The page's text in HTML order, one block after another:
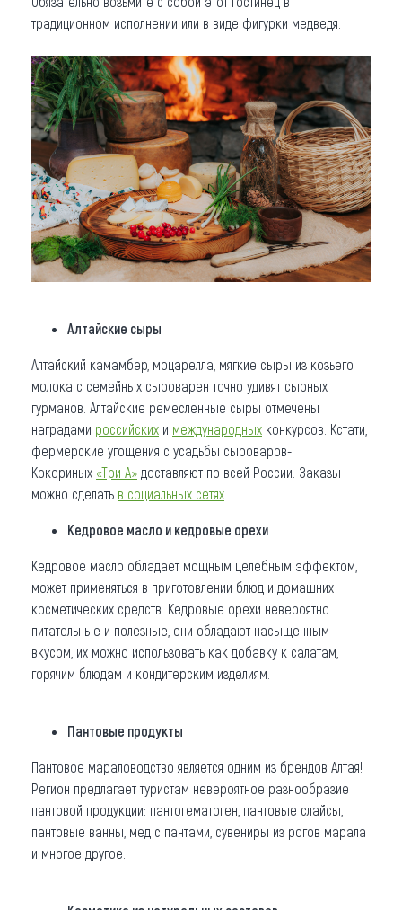
традиционном исполнении или в виде фигурки медведя.
Алтайские сыры
Алтайский камамбер, моцарелла, мягкие сыры из козьего
молока с семейных сыроварен точно удивят сырных
гурманов. Алтайские ремесленные сыры отмечены
наградами российских и международных конкурсов. Кстати,
фермерские угощения с усадьбы сыроваров-
Кокориных «Три А» доставляют по всей России. Заказы
можно сделать в социальных сетях
Кедровое масло и кедровые орехи
Кедровое масло обладает мощным целебным эффектом,
может применяться в приготовлении блюд и домашних
косметических средств. Кедровые орехи невероятно
питательные и полезные, они обладают насыщенным
вкусом, их можно использовать как добавку к салатам,
горячим блюдам и кондитерским изделиям.
Пантовые продукты
Пантовое мараловодство является одним из брендов Алтая!
Регион предлагает туристам невероятное разнообразие
пантовой продукции: пантогематоген, пантовые слайсы,
пантовые ванны, мед с пантами, сувениры из рогов марала
и многое другое.